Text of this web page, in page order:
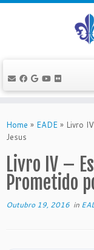
to
content
Home » EADE » Livro
Jesus
Livro IV –
Prometido
Outubro 19, 2016 in